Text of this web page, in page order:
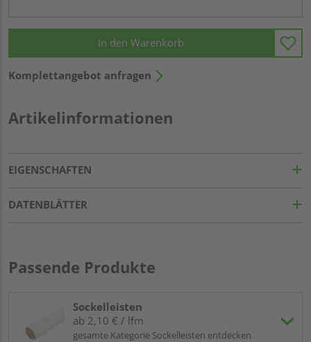
In den Warenkorb
Komplettangebot anfragen
Artikelinformationen
EIGENSCHAFTEN
DATENBLÄTTER
Passende Produkte
Sockelleisten
ab 2,10 € / lfm
gesamte Kategorie Sockelleisten entdecken